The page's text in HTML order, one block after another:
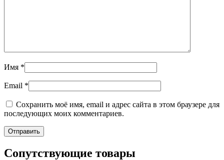
Имя *
Email *
Сохранить моё имя, email и адрес сайта в этом браузере для
последующих моих комментариев.
Сопутствующие товары